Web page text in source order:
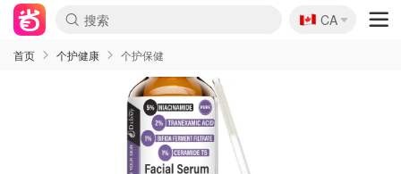
🇨🇦
CA
首页 个护健康 个护保健